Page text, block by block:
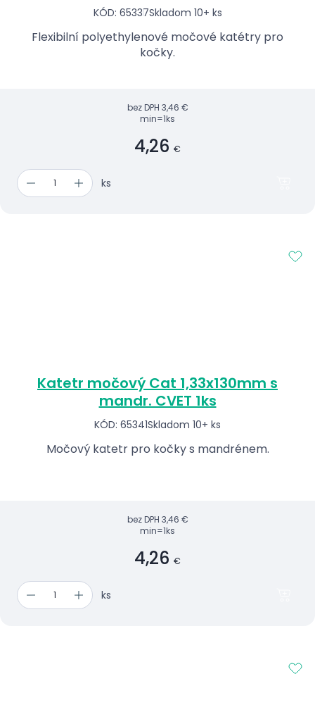
KÓD: 65337Skladom 10+ ks
Flexibilní polyethylenové močové katétry pro
kočky.
bez DPH 3,46 €
min=1ks
4,26 €
ks
Katetr močový Cat 1,33x130mm s
mandr. CVET 1ks
KÓD: 65341Skladom 10+ ks
Močový katetr pro kočky s mandrénem.
bez DPH 3,46 €
min=1ks
4,26 €
ks